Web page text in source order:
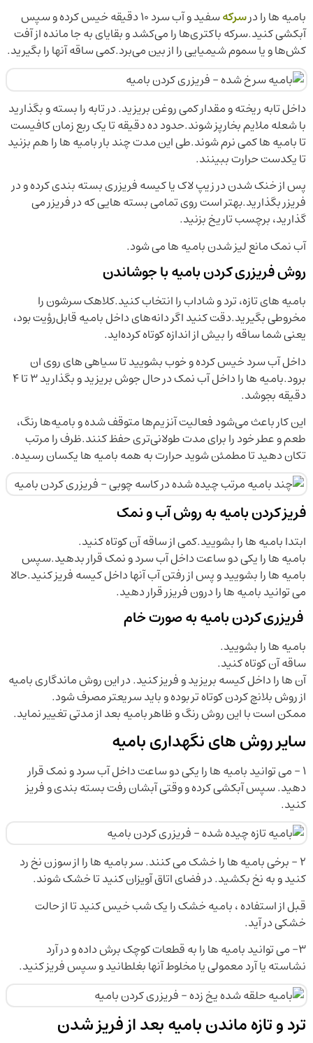
بامیه ها را درسرکه
سفید و آب سرد ۱۰ دقیقه خیس کرده و سپس
آبکشی کنید.سرکه باکتری‌ها را می‌کشد و بقایای به جا مانده از آفت
کش‌ها و یا سموم شیمیایی را از بین می‌برد.کمی ساقه آنها را بگیرید.
داخل تابه ریخته و مقدار کمی روغن بریزید. در تابه را بسته و بگذارید
با شعله ملایم بخارپز شوند.حدود ده دقیقه تا یک ربع زمان کافیست
تا بامیه ها کمی نرم شوند.طی این مدت چند بار بامیه ها را هم بزنید
تا یکدست حرارت ببینند.
پس از خنک شدن در زیپ لاک یا کیسه فریزری بسته بندی کرده و در
فریزر بگذارید.بهتر است روی تمامی بسته هایی که در فریزر می
گذارید، برچسب تاریخ بزنید.
آب نمک مانع لیز شدن بامیه ها می شود.
روش فریزری کردن بامیه با جوشاندن
بامیه های تازه، ترد و شاداب را انتخاب کنید.کلاهک سرشون را
مخروطی بگیرید.دقت کنید اگر دانه‌های داخل بامیه قابل‌رؤیت بود،
یعنی شما ساقه را بیش از اندازه کوتاه کرده‌اید.
داخل آب سرد خیس کرده و خوب بشویید تا سیاهی های روی ان
برود.بامیه ها را داخل آب نمک در حال جوش بریزید و بگذارید ۳ تا ۴
دقیقه بجوشد.
این کار باعث می‌شود فعالیت آنزیم‌ها متوقف شده و بامیه‌ها رنگ،
طعم و عطر خود را برای مدت طولانی‌تری حفظ کنند.ظرف را مرتب
تکان دهید تا مطمئن شوید حرارت به همه بامیه ها یکسان رسیده.
فریز کردن بامیه به روش آب و نمک
ابتدا بامیه ها را بشویید.کمی از ساقه آن کوتاه کنید.
بامیه ها را یکی دو ساعت داخل آب سرد و نمک قرار بدهید.سپس
بامیه ها را بشویید و پس از رفتن آب آنها داخل کیسه فریز کنید.حالا
می توانید بامیه ها را درون فریزر قرار دهید.
فریزری کردن بامیه به صورت خام
بامیه ها را بشویید.
ساقه آن کوتاه کنید.
آن ها را داخل کیسه بریزید و فریز کنید. در این روش ماندگاری بامیه
از روش بلانچ کردن کوتاه تر بوده و باید سریعتر مصرف شود.
ممکن است با این روش رنگ و ظاهر بامیه بعد از مدتی تغییر نماید.
سایر روش های نگهداری بامیه
۱ – می توانید بامیه ها را یکی دو ساعت داخل آب سرد و نمک قرار
دهید. سپس آبکشی کرده و وقتی آبشان رفت بسته بندی و فریز
کنید.
۲ – برخی بامیه ها را خشک می کنند. سر بامیه ها را از سوزن نخ رد
کنید و به نخ بکشید. در فضای اتاق آویزان کنید تا خشک شوند.
قبل از استفاده ، بامیه خشک را یک شب خیس کنید تا از حالت
خشکی در آید.
۳- می توانید بامیه ها را به قطعات کوچک برش داده و در آرد
نشاسته یا آرد معمولی یا مخلوط آنها بغلطانید و سپس فریز کنید.
ترد و تازه ماندن بامیه بعد از فریز شدن